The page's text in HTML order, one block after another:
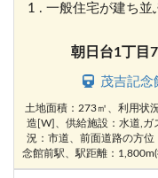
1 . 一般住宅が建ち
朝日台1丁目
茂吉記
土地面積：273㎡、利用状
造[W]、供給施設：水道,ガ
況：市道、前面道路の方
念館前駅、駅距離：